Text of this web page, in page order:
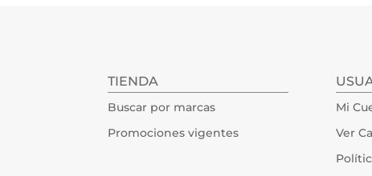
TIENDA
Buscar por marcas
Promociones vigentes
Mi
Ver